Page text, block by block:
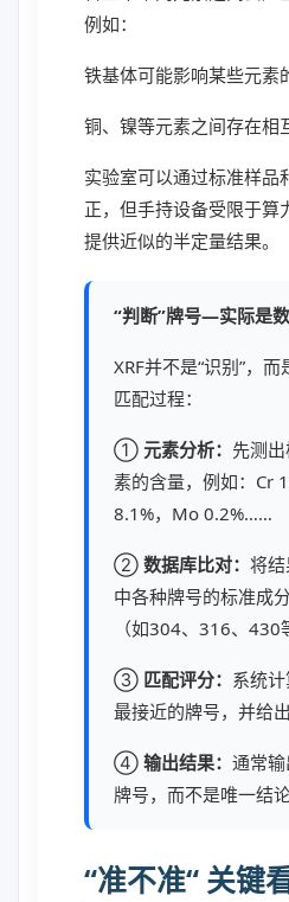
例如：
铁基体可能影响某些元素
铜、镍等元素之间存在相
实验室可以通过标准样品
正，但手持设备受限于算
提供近似的半定量结果。
“判断”牌号—实际是
XRF并不是“识别”，
匹配过程：
① 元素分析： 先测
素的含量，例如：Cr
8.1%，Mo 0.2%……
② 数据库比对： 将
中各种牌号的标准成
（如304、316、430
③ 匹配评分： 系统计
最接近的牌号，并给
④ 输出结果： 通常
牌号，而不是唯一结论
“准不准“ 关键